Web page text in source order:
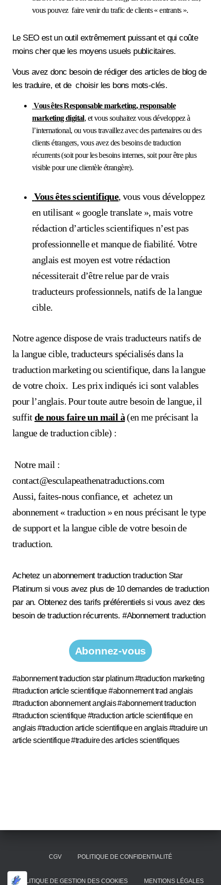
vous pouvez faire venir du trafic de clients « entrants ».
Le SEO est un outil extrêmement puissant et qui coûte
moins cher que les moyens usuels publicitaires.
Vous avez donc besoin de rédiger des articles de blog de
les traduire, et de choisir les bons mots-clés.
Vous êtes Responsable marketing, responsable
marketing digital, et vous souhaitez vous développez à
l’international, ou vous travaillez avec des partenaires ou des
clients étrangers, vous avez des besoins de traduction
récurrents (soit pour les besoins internes, soit pour être plus
visible pour une clientèle étrangère).
Vous êtes scientifique, vous vous développez
en utilisant « google translate », mais votre
rédaction d’articles scientifiques n’est pas
professionnelle et manque de fiabilité. Votre
anglais est moyen est votre rédaction
nécessiterait d’être relue par de vrais
traducteurs professionnels, natifs de la langue
cible.
Notre agence dispose de vrais traducteurs natifs de
la langue cible, traducteurs spécialisés dans la
traduction marketing ou scientifique, dans la langue
de votre choix. Les prix indiqués ici sont valables
pour l’anglais. Pour toute autre besoin de langue, il
suffitde nous faire un mail à(en me précisant la
langue de traduction cible) :
Notre mail :
contact@esculapeathenatraductions.com
Aussi, faites-nous confiance, et achetez un
abonnement « traduction » en nous précisant le type
de support et la langue cible de votre besoin de
traduction.
Achetez un abonnement traduction traduction Star
Platinum si vous avez plus de 10 demandes de traduction
par an. Obtenez des tarifs préférentiels si vous avez des
besoin de traduction récurrents. #Abonnement traduction
Abonnez-vous
#abonnement traduction star platinum #traduction marketing
#traduction article scientifique #abonnement trad anglais
#traduction abonnement anglais #abonnement traduction
#traduction scientifique #traduction article scientifique en
anglais #traduction article scientifique en anglais #traduire un
article scientifique #traduire des articles scientifiques
CGV POLITIQUE DE CONFIDENTIALITÉ
POLITIQUE DE GESTION DES COOKIES MENTIONS LÉGALES